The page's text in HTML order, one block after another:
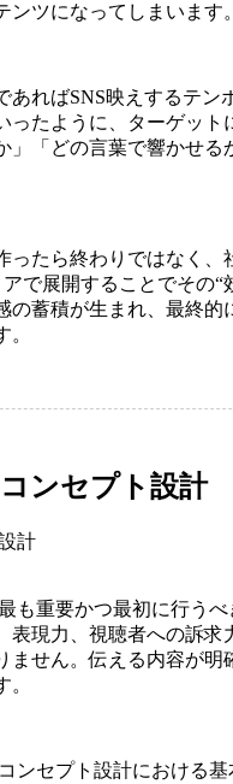
ンツになってしまいます
あればSNS映えするテ
ったように、ターゲッ
」「どの言葉で響かせ
ったら終わりではなく
で展開することでその
の蓄積が生まれ、最終
ンセプト設計
計
も重要かつ最初に行う
表現力、視聴者への訴
ません。伝える内容が
ンセプト設計における